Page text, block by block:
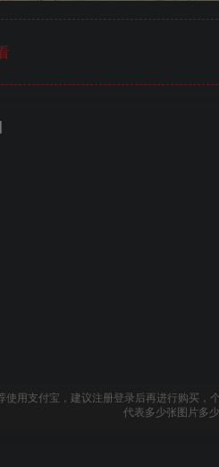
用支付宝，建议注册登录后再进行购买，
代表多少张图片多少